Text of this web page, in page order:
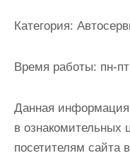
Категория:
Время работы: пн-
Данная информация
в ознакомительных
посетителям сайта